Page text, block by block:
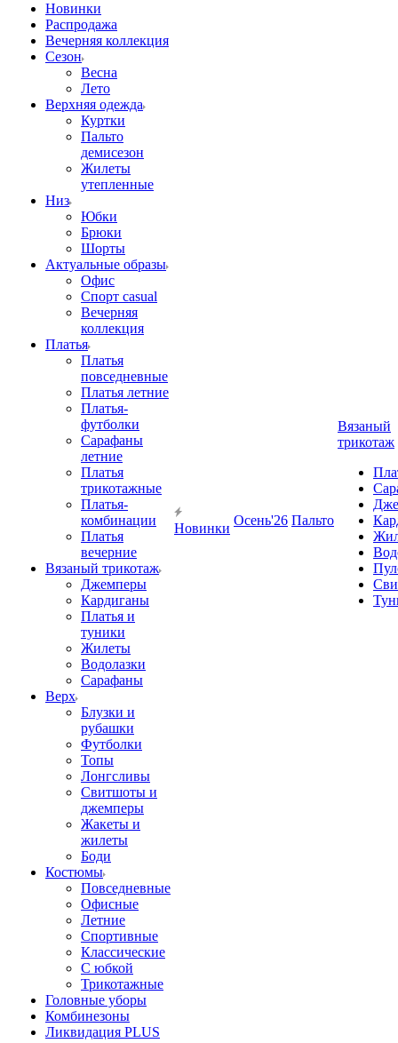
Новинки
Распродажа
Вечерняя коллекция
Сезон
Весна
Лето
Верхняя одежда
Куртки
Пальто
демисезон
Жилеты
утепленные
Низ
Юбки
Брюки
Шорты
Актуальные образы
Офис
Спорт casual
Вечерняя
коллекция
Платья
Платья
повседневные
Платья летние
Платья-
футболки
Сарафаны
летние
Платья
трикотажные
Платья-
комбинации
Платья
вечерние
Вязаный трикотаж
Джемперы
Кардиганы
Платья и
туники
Жилеты
Водолазки
Сарафаны
Верх
Блузки и
рубашки
Футболки
Топы
Лонгсливы
Свитшоты и
джемперы
Жакеты и
жилеты
Боди
Костюмы
Повседневные
Офисные
Летние
Спортивные
Классические
С юбкой
Трикотажные
Головные уборы
Комбинезоны
Ликвидация PLUS
Новинки
Осень'26 Пальто
Вязаный
трикотаж